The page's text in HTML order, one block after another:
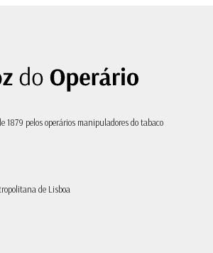
1879 pelos operários manipuladores do tabaco
de Lisboa